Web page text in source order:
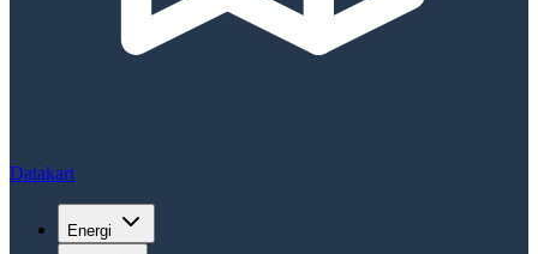
Datakart
Energi